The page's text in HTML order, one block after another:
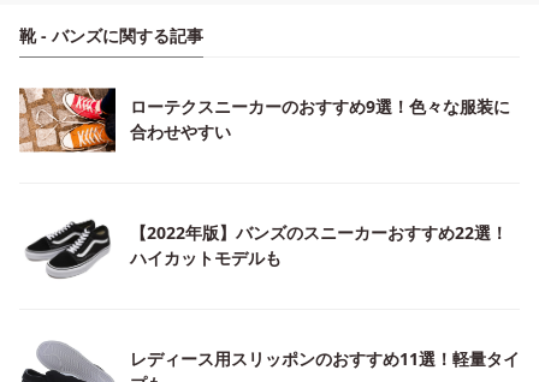
靴 - バンズに関する記事
ローテクスニーカーのおすすめ9選！色々な服装に
合わせやすい
【2022年版】バンズのスニーカーおすすめ22選！
ハイカットモデルも
レディース用スリッポンのおすすめ11選！軽量タイ